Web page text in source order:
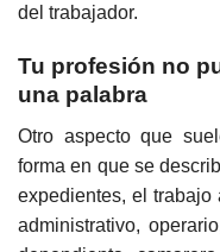
del trabajador.
Tu profesión no
una palabra
Otro aspecto que
forma en que se
expedientes, el trabajo
administrativo,